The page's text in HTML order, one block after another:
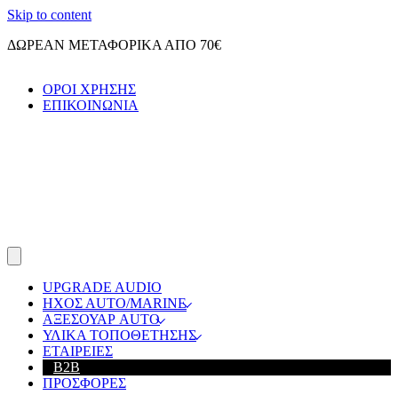
Skip to content
ΔΩΡΕΑΝ ΜΕΤΑΦΟΡΙΚΑ ΑΠΟ 70€
ΟΡΟΙ ΧΡΗΣΗΣ
ΕΠΙΚΟΙΝΩΝΙΑ
UPGRADE AUDIO
ΗΧΟΣ ΑUTO/MARINE
ΑΞΕΣΟΥΑΡ AUTO
ΥΛΙΚΑ ΤΟΠΟΘΕΤΗΣΗΣ
ΕΤΑΙΡΕΙΕΣ
B2B
ΠΡΟΣΦΟΡΕΣ